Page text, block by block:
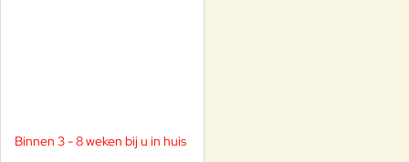
Binnen 3 - 8 weken bij u in huis